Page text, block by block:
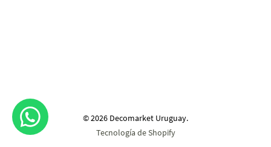
© 2026 Decomarket Uruguay.
Tecnología de Shopify